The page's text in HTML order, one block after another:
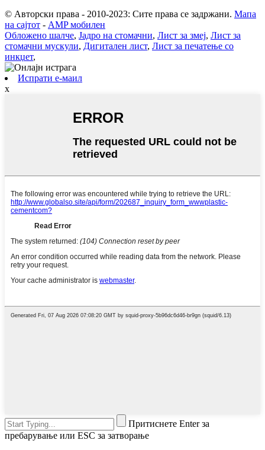
© Авторски права - 2010-2023: Сите права се задржани. Мапа
на сајтот - AMP мобилен
Обложено шалче, Јадро на стомачни, Лист за змеј, Лист за
стомачни мускули, Дигитален лист, Лист за печатење со
инкџет,
Испрати е-маил
x
Притиснете Enter за
пребарување или ESC за затворање